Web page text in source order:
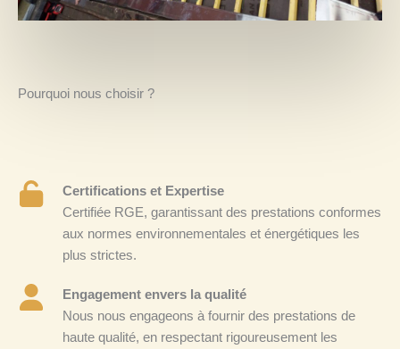
Pourquoi nous choisir ?
Certifications et Expertise
Certifiée RGE, garantissant des prestations conformes
aux normes environnementales et énergétiques les
plus strictes.
Engagement envers la qualité
Nous nous engageons à fournir des prestations de
haute qualité, en respectant rigoureusement les